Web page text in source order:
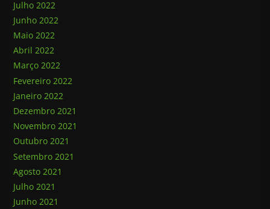
Julho 2022
Junho 2022
Maio 2022
Abril 2022
Março 2022
Fevereiro 2022
Janeiro 2022
Dezembro 2021
Novembro 2021
Outubro 2021
Setembro 2021
Agosto 2021
Julho 2021
Junho 2021